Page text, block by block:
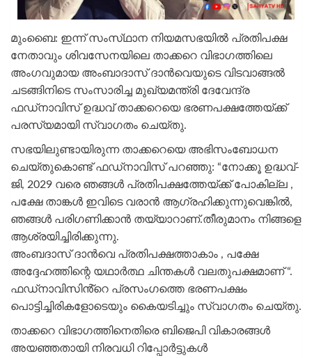
മുംബൈ: ഇന്ന് സംസ്‌ഥാന നിയമസഭയിൽ പ്രതിപക്ഷ
നേതാവും ശിവസേനയിലെ താക്കറെ വിഭാഗത്തിലെ
അംഗവുമായ അംബാദാസ് ദാൻവെയുടെ വിടവാങ്ങൽ
ചടങ്ങിനിടെ സംസാരിച്ച മുഖ്യമന്ത്രി ദേവേന്ദ്ര
ഫഡ്‌നാവിസ് ഉദ്ധവ് താക്കറെയെ ഭരണപക്ഷത്തേയ്ക്ക്
പരസ്യമായി സ്വാഗതം ചെയ്തു.
സഭയിലുണ്ടായിരുന്ന താക്കറെയെ അഭിസംബോധന
ചെയ്തുകൊണ്ട് ഫഡ്‌നാവിസ് പറഞ്ഞു: “നോക്കൂ ഉദ്ധവ്-
ജി, 2029 വരെ ഞങ്ങൾ പ്രതിപക്ഷത്തേയ്ക്ക് പോകില്ല ,
പക്ഷേ താങ്കൾ ഇവിടെ വരാൻ ആഗ്രഹിക്കുന്നുവെങ്കിൽ,
ഞങ്ങൾ പരിഗണിക്കാൻ തയ്യാറാണ്.തീരുമാനം നിങ്ങളെ
ആശ്രയിച്ചിരിക്കുന്നു.
അംബദാസ് ദാൻവെ പ്രതിപക്ഷത്താകാം , പക്ഷേ
അദ്ദേഹത്തിന്റെ യഥാർത്ഥ ചിന്തകൾ വലതുപക്ഷമാണ് “.
ഫഡ്നാവിസിൻ്റെ പ്രസംഗത്തെ ഭരണപക്ഷം
പൊട്ടിച്ചിരികളോടെയും കൈയടിച്ചും സ്വാഗതം ചെയ്തു.
താക്കറെ വിഭാഗത്തിനെതിരെ ബിജെപി വികാരങ്ങൾ
അയഞ്ഞതായി നിരവധി റിപ്പോർട്ടുകൾ